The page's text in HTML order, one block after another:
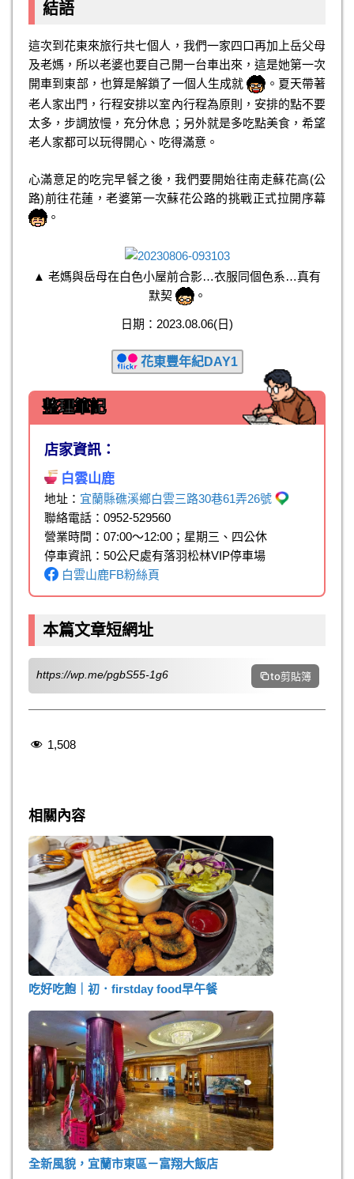
結語
這次到花東來旅行共七個人，我們一家四口再加上岳父母
及老媽，所以老婆也要自己開一台車出來，這是她第一次
開車到東部，也算是解鎖了一個人生成就
。夏天帶著
老人家出門，行程安排以室內行程為原則，安排的點不要
太多，步調放慢，充分休息；另外就是多吃點美食，希望
老人家都可以玩得開心、吃得滿意。
心滿意足的吃完早餐之後，我們要開始往南走蘇花高(公
路)前往花蓮，老婆第一次蘇花公路的挑戰正式拉開序幕
。
▲ 老媽與岳母在白色小屋前合影…衣服同個色系…真有
默契
。
日期：2023.08.06(日)
花東豐年紀DAY1
整理筆記
店家資訊：
白雲山鹿
地址： 宜蘭縣礁溪鄉白雲三路30巷61弄26號
聯絡電話：0952-529560
營業時間：07:00～12:00；星期三、四公休
停車資訊：50公尺處有落羽松林VIP停車場
白雲山鹿FB粉絲頁
本篇文章短網址
https://wp.me/pgbS55-1g6 to剪貼簿
1,508
吃好吃飽｜初．firstday food早午餐
全新風貌，宜蘭市東區－富翔大飯店